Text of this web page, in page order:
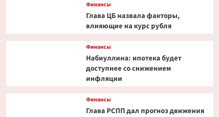
Финансы
Глава ЦБ назвала факторы,
влияющие на курс рубля
Финансы
Набиуллина: ипотека будет
доступнее со снижением
инфляции
Финансы
Глава РСПП дал прогноз движения